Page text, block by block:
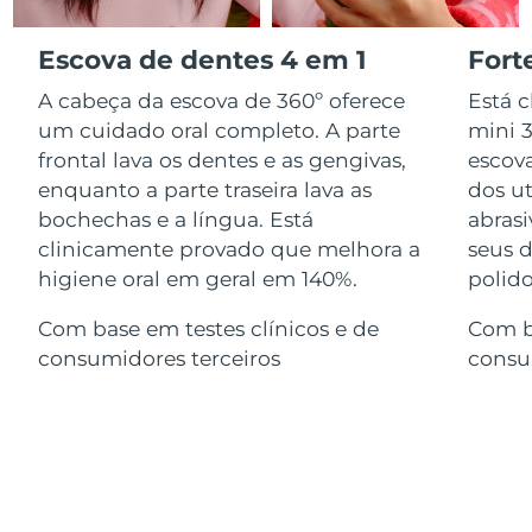
Escova de dentes 4 em 1
A cabeça da escova de 360º oferece
um cuidado oral completo. A parte
frontal lava os dentes e as gengivas,
enquanto a parte traseira lava as
bochechas e a língua. Está
clinicamente provado que melhora a
higiene oral em geral em 140%.
Com base em testes clínicos e de
consumidores terceiros
Está
mini
dos
seus
Com
Advanced pore care essentials
Serum
issa™ Teeth Whitening Gel
18% PAP
Cosméticos Homens
Comprar todos
SOBRE
Israel Entrega prevista 12/8/26
Itália Entrega prevista 8/8/26
Japão Entrega prevista 11/8/26
Jersey Entrega prevista 13/8/26
Cazaquistão Entrega prevista 10/8/26
Kuwait Entrega prevista 8/8/26